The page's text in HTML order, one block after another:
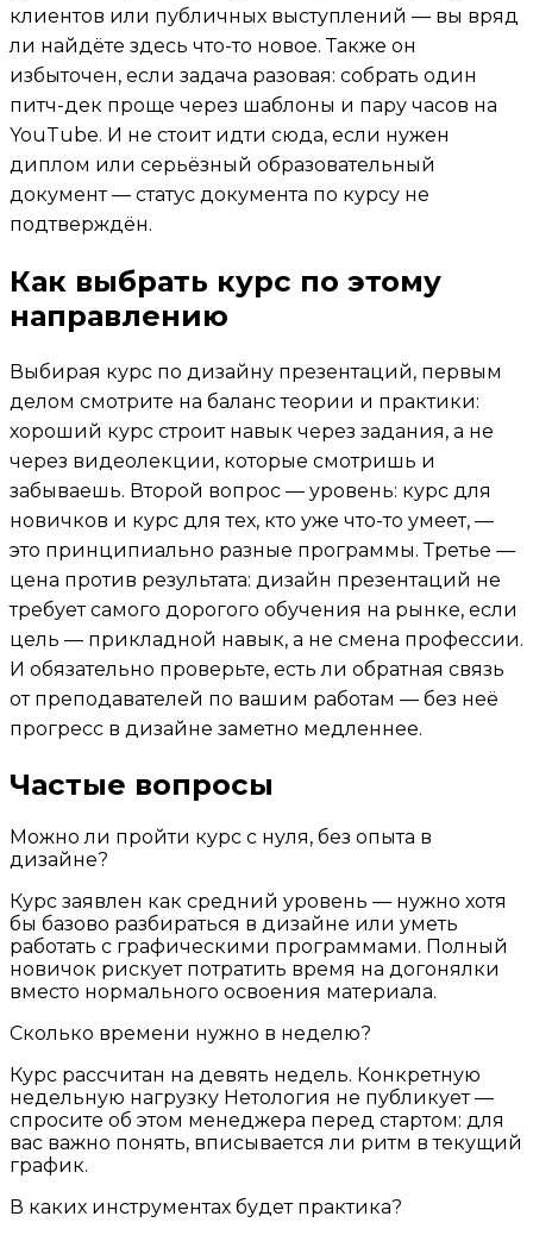
клиентов или публичных выступлений — вы вряд
ли найдёте здесь что-то новое. Также он
избыточен, если задача разовая: собрать один
питч-дек проще через шаблоны и пару часов на
YouTube. И не стоит идти сюда, если нужен
диплом или серьёзный образовательный
документ — статус документа по курсу не
подтверждён.
Как выбрать курс по этому
направлению
Выбирая курс по дизайну презентаций, первым
делом смотрите на баланс теории и практики:
хороший курс строит навык через задания, а не
через видеолекции, которые смотришь и
забываешь. Второй вопрос — уровень: курс для
новичков и курс для тех, кто уже что-то умеет, —
это принципиально разные программы. Третье —
цена против результата: дизайн презентаций не
требует самого дорогого обучения на рынке, если
цель — прикладной навык, а не смена профессии.
И обязательно проверьте, есть ли обратная связь
от преподавателей по вашим работам — без неё
прогресс в дизайне заметно медленнее.
Частые вопросы
Можно ли пройти курс с нуля, без опыта в
дизайне?
Курс заявлен как средний уровень — нужно хотя
бы базово разбираться в дизайне или уметь
работать с графическими программами. Полный
новичок рискует потратить время на догонялки
вместо нормального освоения материала.
Сколько времени нужно в неделю?
Курс рассчитан на девять недель. Конкретную
недельную нагрузку Нетология не публикует —
спросите об этом менеджера перед стартом: для
вас важно понять, вписывается ли ритм в текущий
график.
В каких инструментах будет практика?